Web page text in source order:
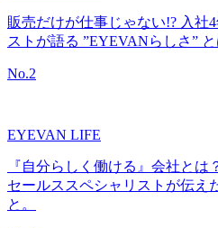
販売だけが仕事じゃない!? 入社
ストが語る ”EYEVANらしさ” と
No.2
EYEVAN LIFE
『自分らしく働ける』会社と
セールススペシャリストが伝え
と。